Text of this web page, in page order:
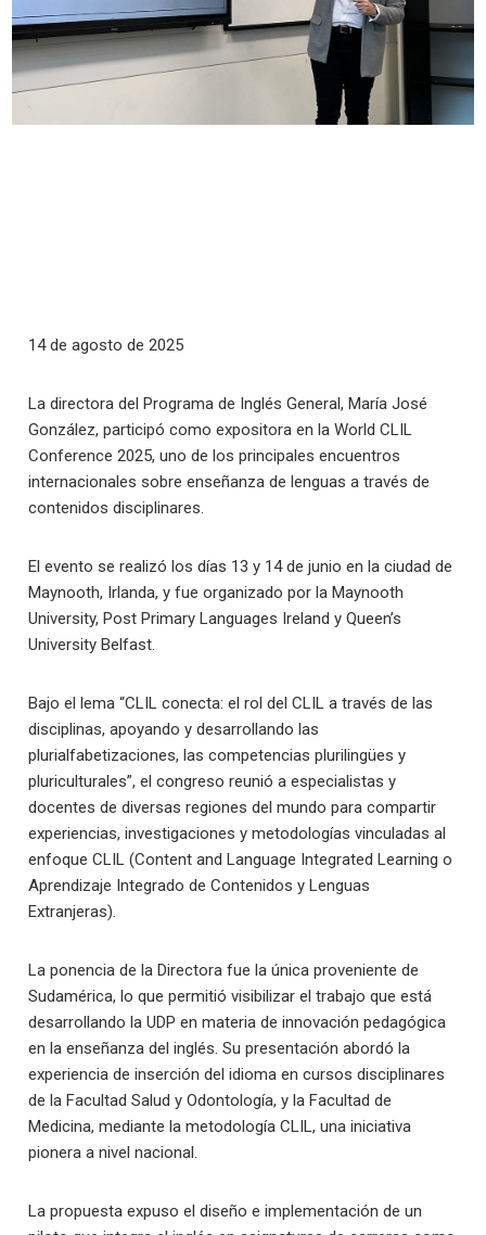
14 de agosto de 2025
La directora del Programa de Inglés General, María José
González, participó como expositora en la World CLIL
Conference 2025, uno de los principales encuentros
internacionales sobre enseñanza de lenguas a través de
contenidos disciplinares.
El evento se realizó los días 13 y 14 de junio en la ciudad de
Maynooth, Irlanda, y fue organizado por la Maynooth
University, Post Primary Languages Ireland y Queen’s
University Belfast.
Bajo el lema “CLIL conecta: el rol del CLIL a través de las
disciplinas, apoyando y desarrollando las
plurialfabetizaciones, las competencias plurilingües y
pluriculturales”, el congreso reunió a especialistas y
docentes de diversas regiones del mundo para compartir
experiencias, investigaciones y metodologías vinculadas al
enfoque CLIL (Content and Language Integrated Learning o
Aprendizaje Integrado de Contenidos y Lenguas
Extranjeras).
La ponencia de la Directora fue la única proveniente de
Sudamérica, lo que permitió visibilizar el trabajo que está
desarrollando la UDP en materia de innovación pedagógica
en la enseñanza del inglés. Su presentación abordó la
experiencia de inserción del idioma en cursos disciplinares
de la Facultad Salud y Odontología, y la Facultad de
Medicina, mediante la metodología CLIL, una iniciativa
pionera a nivel nacional.
La propuesta expuso el diseño e implementación de un